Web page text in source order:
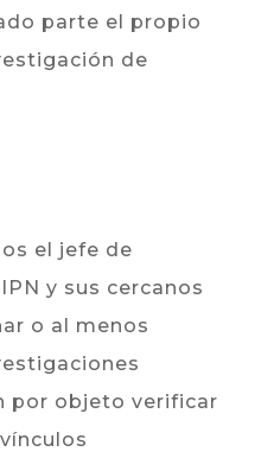
parte el propio
de
el jefe de
y sus cercanos
o al menos
por objeto verificar